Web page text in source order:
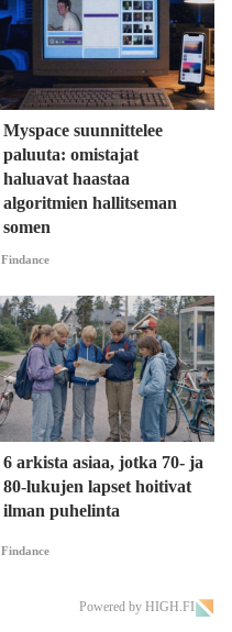
Myspace suunnittelee
paluuta: omistajat
haluavat haastaa
algoritmien hallitseman
somen
Findance
6 arkista asiaa, jotka 70- ja
80-lukujen lapset hoitivat
ilman puhelinta
Findance
Powered by HIGH.FI